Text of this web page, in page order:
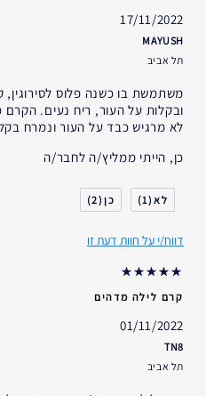
17/11/2022
MAYUSH
תל אביב
משתמשת בו כשנה פלוס
ובקלות על העור, ריח נעים. הקרם
לא מרגיש כבד על העור ונמרח
כן, הייתי ממליץ/ה לחבר/ה
1
2
דווח/י על חוות דעת זו
קרם לילה מדהים
01/11/2022
TN8
תל אביב